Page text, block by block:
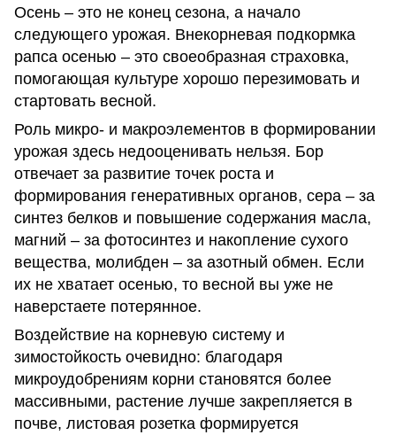
Осень – это не конец сезона, а начало
следующего урожая. Внекорневая подкормка
рапса осенью – это своеобразная страховка,
помогающая культуре хорошо перезимовать и
стартовать весной.
Роль микро- и макроэлементов в формировании
урожая здесь недооценивать нельзя. Бор
отвечает за развитие точек роста и
формирования генеративных органов, сера – за
синтез белков и повышение содержания масла,
магний – за фотосинтез и накопление сухого
вещества, молибден – за азотный обмен. Если
их не хватает осенью, то весной вы уже не
наверстаете потерянное.
Воздействие на корневую систему и
зимостойкость очевидно: благодаря
микроудобрениям корни становятся более
массивными, растение лучше закрепляется в
почве, листовая розетка формируется